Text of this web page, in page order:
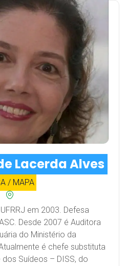
Lacerda Alves
/ MAPA
em 2003. Defesa
Desde 2007 é Auditora
do Ministério da
é chefe substituta
Suídeos – DISS, do